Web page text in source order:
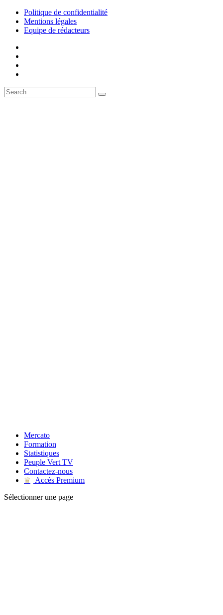
Politique de confidentialité
Mentions légales
Equipe de rédacteurs
Mercato
Formation
Statistiques
Peuple Vert TV
Contactez-nous
♛
Accès Premium
Sélectionner une page